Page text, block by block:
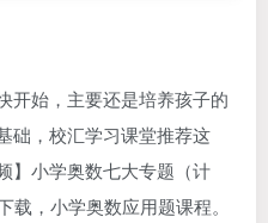
开始，主要还是培养孩子的
础，校汇学习课堂推荐这
】小学奥数七大专题（计
，小学奥数应用题课程。